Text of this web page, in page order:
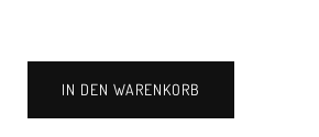
IN DEN WARENKORB